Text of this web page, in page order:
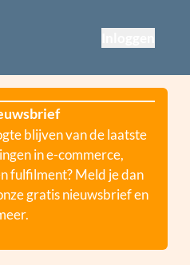
blijven van de laatste
in e-commerce,
fulfilment? Meld je dan
gratis nieuwsbrief en